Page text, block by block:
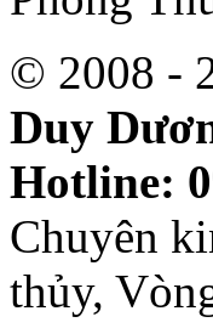
© 2008 -
Duy
Hotline:
Chuyên
thủy,